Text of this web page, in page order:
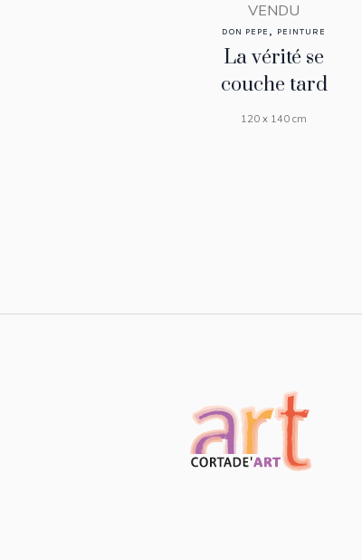
VENDU
DON PEPE , PEINTURE
La vérité se
couche tard
120 x 140 cm